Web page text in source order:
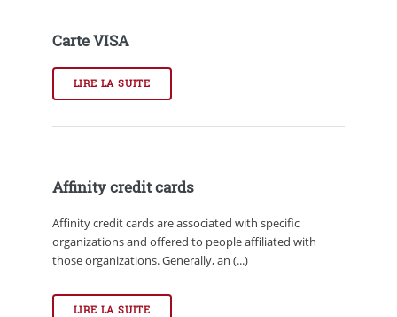
Carte VISA
LIRE LA SUITE
Affinity credit cards
Affinity credit cards are associated with specific
organizations and offered to people affiliated with
those organizations. Generally, an (...)
LIRE LA SUITE